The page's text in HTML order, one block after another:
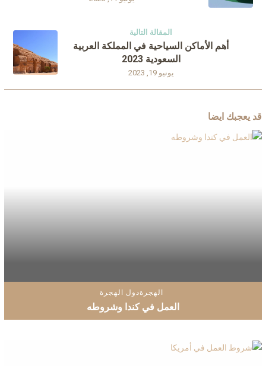
المقالة التالية
يونيو 19, 2023
أهم الأماكن السياحية في المملكة العربية
السعودية 2023
قد يعجبك ايضا
الهجرةدول الهجرة
العمل في كندا وشروطه